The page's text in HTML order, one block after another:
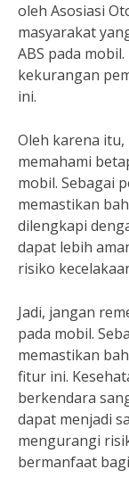
oleh Asosiasi
masyarakat
ABS pada
kekurangan
ini.
Oleh karena
memahami
mobil. Sebagai
memastikan
dilengkapi
dapat lebih
risiko
Jadi, jangan
pada mobil.
memastikan
fitur ini.
berkendara
dapat menjadi
mengurangi
bermanfaat